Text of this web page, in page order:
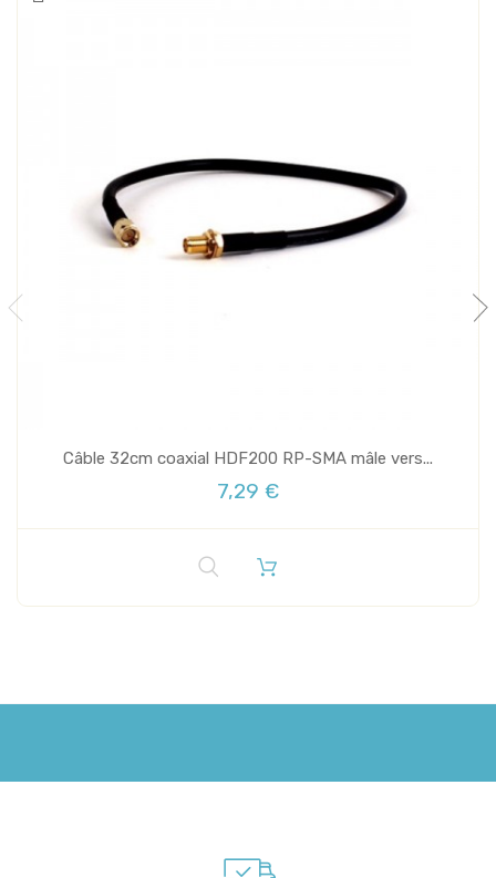
Câble 32cm coaxial HDF200 RP-SMA mâle vers...
7,29 €